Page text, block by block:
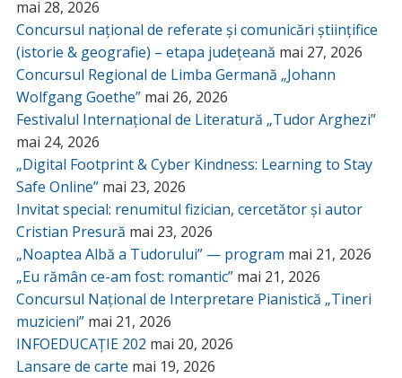
mai 28, 2026
Concursul național de referate și comunicări științifice
(istorie & geografie) – etapa județeană mai 27, 2026
Concursul Regional de Limba Germană „Johann
Wolfgang Goethe” mai 26, 2026
Festivalul Internațional de Literatură „Tudor Arghezi”
mai 24, 2026
„Digital Footprint & Cyber Kindness: Learning to Stay
Safe Online” mai 23, 2026
Invitat special: renumitul fizician, cercetător și autor
Cristian Presură mai 23, 2026
„Noaptea Albă a Tudorului” — program mai 21, 2026
„Eu rămân ce-am fost: romantic” mai 21, 2026
Concursul Național de Interpretare Pianistică „Tineri
muzicieni” mai 21, 2026
INFOEDUCAȚIE 202 mai 20, 2026
Lansare de carte mai 19, 2026